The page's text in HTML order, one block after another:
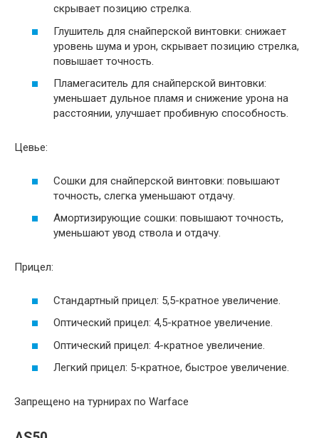
скрывает позицию стрелка.
Глушитель для снайперской винтовки: снижает
уровень шума и урон, скрывает позицию стрелка,
повышает точность.
Пламегаситель для снайперской винтовки:
уменьшает дульное пламя и снижение урона на
расстоянии, улучшает пробивную способность.
Цевье:
Сошки для снайперской винтовки: повышают
точность, слегка уменьшают отдачу.
Амортизирующие сошки: повышают точность,
уменьшают увод ствола и отдачу.
Прицел:
Стандартный прицел: 5,5-кратное увеличение.
Оптический прицел: 4,5-кратное увеличение.
Оптический прицел: 4-кратное увеличение.
Легкий прицел: 5-кратное, быстрое увеличение.
Запрещено на турнирах по Warface